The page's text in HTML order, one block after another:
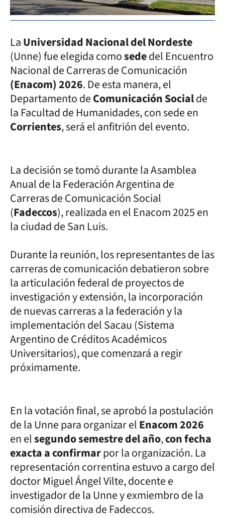
LaUniversidad Nacional del Nordeste
(Unne) fue elegida comosededel Encuentro
Nacional de Carreras de Comunicación
(Enacom) 2026. De esta manera, el
Departamento deComunicación Socialde
la Facultad de Humanidades, con sede en
Corrientes, será el anfitrión del evento.
La decisión se tomó durante la Asamblea
Anual de la Federación Argentina de
Carreras de Comunicación Social
(Fadeccos), realizada en el Enacom 2025 en
la ciudad de San Luis.
Durante la reunión, los representantes de las
carreras de comunicación debatieron sobre
la articulación federal de proyectos de
investigación y extensión, la incorporación
de nuevas carreras a la federación y la
implementación del Sacau (Sistema
Argentino de Créditos Académicos
Universitarios), que comenzará a regir
próximamente.
En la votación final, se aprobó la postulación
de la Unne para organizar elEnacom 2026
en elsegundo semestre del año,con fecha
exacta a confirmarpor la organización. La
representación correntina estuvo a cargo del
doctor Miguel Ángel Vilte, docente e
investigador de la Unne y exmiembro de la
comisión directiva de Fadeccos.